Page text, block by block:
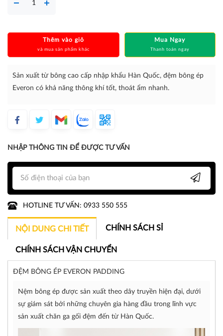
Thêm vào giỏ
và mua sản phẩm khác
Mua Ngay
Thanh toán ngay
Sản xuất từ bông cao cấp nhập khẩu Hàn Quốc, đệm bông ép
Everon có khả năng thông khí tốt, thoát ẩm nhanh.
NHẬP THÔNG TIN ĐỂ ĐƯỢC TƯ VẤN
HOTLINE TƯ VẤN: 0933 550 555
NỘI DUNG CHI TIẾT CHÍNH SÁCH SỈ
CHÍNH SÁCH VẬN CHUYỂN
ĐỆM BÔNG ÉP EVERON PADDING
Nệm bông ép được sản xuất theo dây truyền hiện đại, dưới
sự giám sát bởi những chuyên gia hàng đầu trong lĩnh vực
sản xuất chăn ga gối đệm đến từ Hàn Quốc.